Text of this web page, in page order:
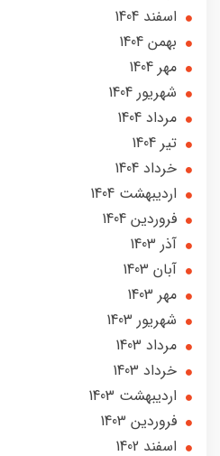
اسفند 1404
بهمن 1404
مهر 1404
شهریور 1404
مرداد 1404
تير 1404
خرداد 1404
ارديبهشت 1404
فروردین 1404
آذر 1403
آبان 1403
مهر 1403
شهریور 1403
مرداد 1403
خرداد 1403
ارديبهشت 1403
فروردین 1403
اسفند 1402